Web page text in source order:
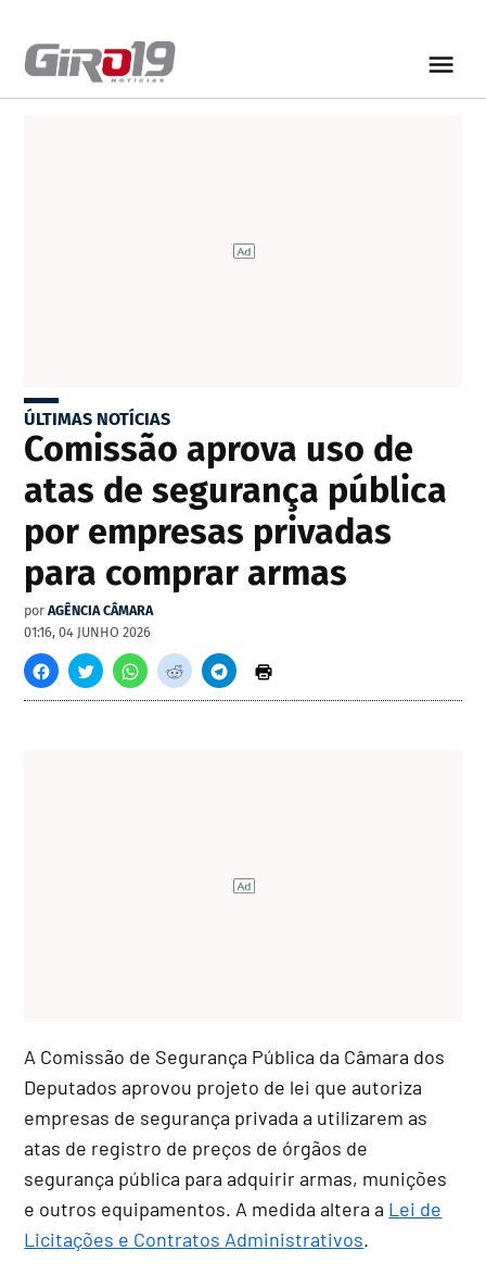
ÚLTIMAS NOTÍCIAS
Comissão aprova uso de
atas de segurança pública
por empresas privadas
para comprar armas
por AGÊNCIA CÂMARA
01:16, 04 JUNHO 2026
A Comissão de Segurança Pública da Câmara dos
Deputados aprovou projeto de lei que autoriza
empresas de segurança privada a utilizarem as
atas de registro de preços de órgãos de
segurança pública para adquirir armas, munições
e outros equipamentos. A medida altera a Lei de
Licitações e Contratos Administrativos.